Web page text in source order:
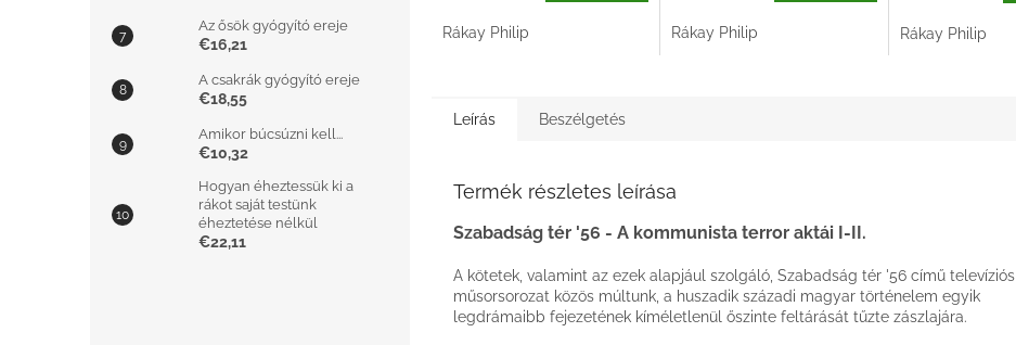
Az ősök gyógyító ereje
€16,21
A csakrák gyógyító ereje
€18,55
Amikor búcsúzni kell...
€10,32
Hogyan éheztessük ki a
rákot saját testünk
éheztetése nélkül
€22,11
Rákay Philip Rákay Philip Rákay Philip
Leírás Beszélgetés
Termék részletes leírása
Szabadság tér '56 - A kommunista terror aktái I-II.
A kötetek, valamint az ezek alapjául szolgáló, Szabadság tér '56 című televíziós
műsorsorozat közös múltunk, a huszadik századi magyar történelem egyik
legdrámaibb fejezetének kíméletlenül őszinte feltárását tűzte zászlajára.